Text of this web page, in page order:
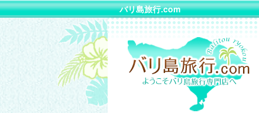
バリ島旅行.com